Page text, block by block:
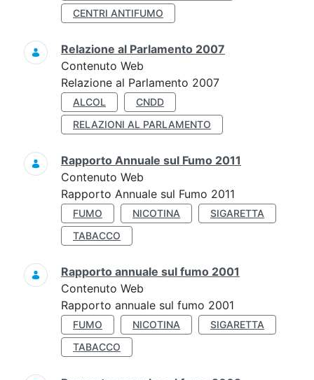
CENTRI ANTIFUMO
Relazione al Parlamento 2007
Contenuto Web
Relazione al Parlamento 2007
ALCOL
CNDD
RELAZIONI AL PARLAMENTO
Rapporto Annuale sul Fumo 2011
Contenuto Web
Rapporto Annuale sul Fumo 2011
FUMO NICOTINA
SIGARETTA
TABACCO
Rapporto annuale sul fumo 2001
Contenuto Web
Rapporto annuale sul fumo 2001
FUMO NICOTINA
SIGARETTA
TABACCO